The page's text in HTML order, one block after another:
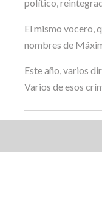
político,
El mismo vocero,
nombres de
Este año, varios
Varios de esos